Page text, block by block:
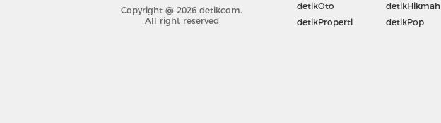
Copyright @ 2026 detikcom.
All right reserved
detikOto
detikProperti
detikHikmah
detikPop